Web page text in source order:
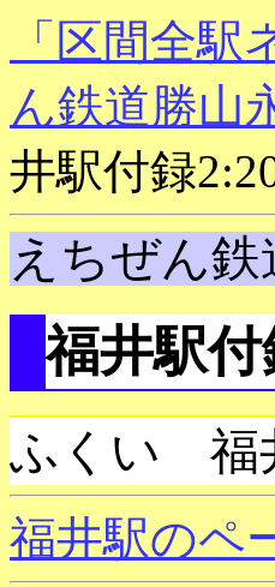
「区間全
ん鉄道勝山
井駅付録
えちぜん
福井駅付
ふくい 福
福井駅のペ